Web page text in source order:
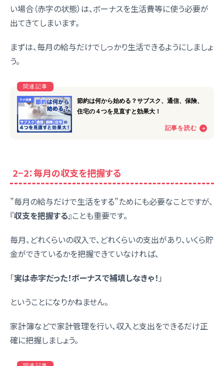
い場合（赤字の状態）は、ボーナスを生活費等に使う必要が
出てきてしまいます。
まずは、毎月の給与だけでしっかり生活できるようにしましょ
う。
2−2：毎月の収支を把握する
”毎月の給与だけで生活をする”ためにも必要なことですが、
『収支を把握する』ことも重要です。
毎月、どれくらいの収入で、どれくらいの支出があり、いくら貯
金ができているかを把握できていなければ、
「実は赤字だった！ボーナスで補填しなきゃ！ 」
ということになりかねません。
家計簿などで家計管理を行い、収入と支出をできるだけ正
確に把握しましょう。